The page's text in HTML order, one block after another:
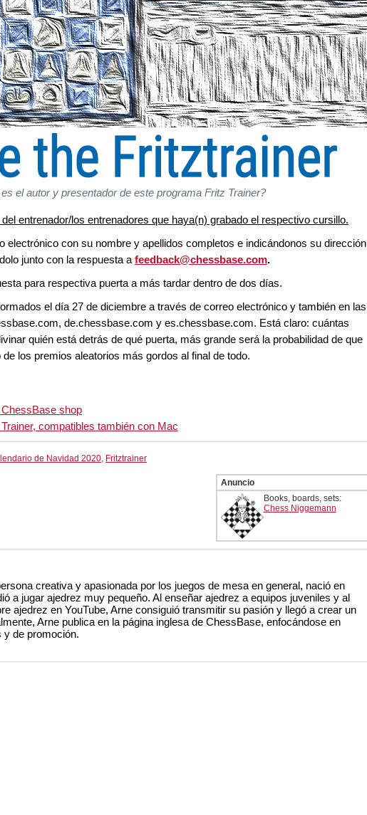
el autor y presentador de este programa Fritz Trainer?
entrenador/los entrenadores que haya(n) grabado el respectivo cursillo.
electrónico con su nombre y apellidos completos e indicándonos su dirección
junto con la respuesta a feedback@chessbase.com.
para respectiva puerta a más tardar dentro de dos días.
el día 27 de diciembre a través de correo electrónico y también en las
de.chessbase.com y es.chessbase.com. Está claro: cuántas
quién está detrás de qué puerta, más grande será la probabilidad de que
los premios aleatorios más gordos al final de todo.
shop
compatibles también con Mac
de Navidad 2020, Fritztrainer
Anuncio
Books, boards, sets:
Chess Niggemann
creativa y apasionada por los juegos de mesa en general, nació en
a jugar ajedrez muy pequeño. Al enseñar ajedrez a equipos juveniles y al
ajedrez en YouTube, Arne consiguió transmitir su pasión y llegó a crear un
Arne publica en la página inglesa de ChessBase, enfocándose en
y de promoción.